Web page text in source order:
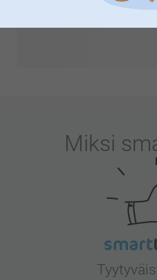
Tervetuloa Baby & Mom -
kokoelmamme tarjoaa
persoonallista kosketusta.
inspiraatiota ja paljon muuta!
Miksi